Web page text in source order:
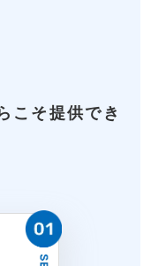
こそ提供でき